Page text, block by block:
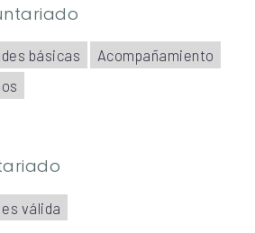
básicas
Acompañamiento
válida